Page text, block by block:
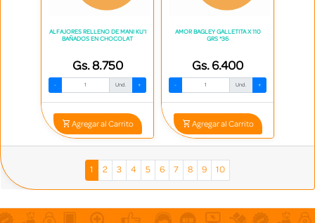
ALFAJORES RELLENO DE MANI KU'I
BAÑADOS EN CHOCOLAT
Gs. 8.750
- Und. +
Agregar al Carrito
AMOR BAGLEY GALLETITA X 110
GRS *36
Gs. 6.400
- Und. +
Agregar al Carrito
1 2 3 4 5 6 7 8 9 10